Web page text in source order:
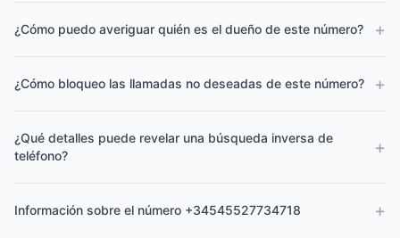
¿Cómo puedo averiguar quién es el dueño de este número? +
¿Cómo bloqueo las llamadas no deseadas de este número? +
¿Qué detalles puede revelar una búsqueda inversa de
teléfono?
+
Información sobre el número +34545527734718 +